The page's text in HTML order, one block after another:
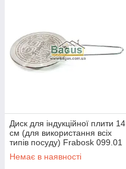
Диск для індукційної плити 14
см (для використання всіх
типів посуду) Frabosk 099.01
Немає в наявності